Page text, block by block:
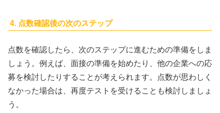
4. 点数確認後の次のステップ
点数を確認したら、次のステップに進むための準備をしま
しょう。例えば、面接の準備を始めたり、他の企業への応
募を検討したりすることが考えられます。点数が思わしく
なかった場合は、再度テストを受けることも検討しましょ
う。